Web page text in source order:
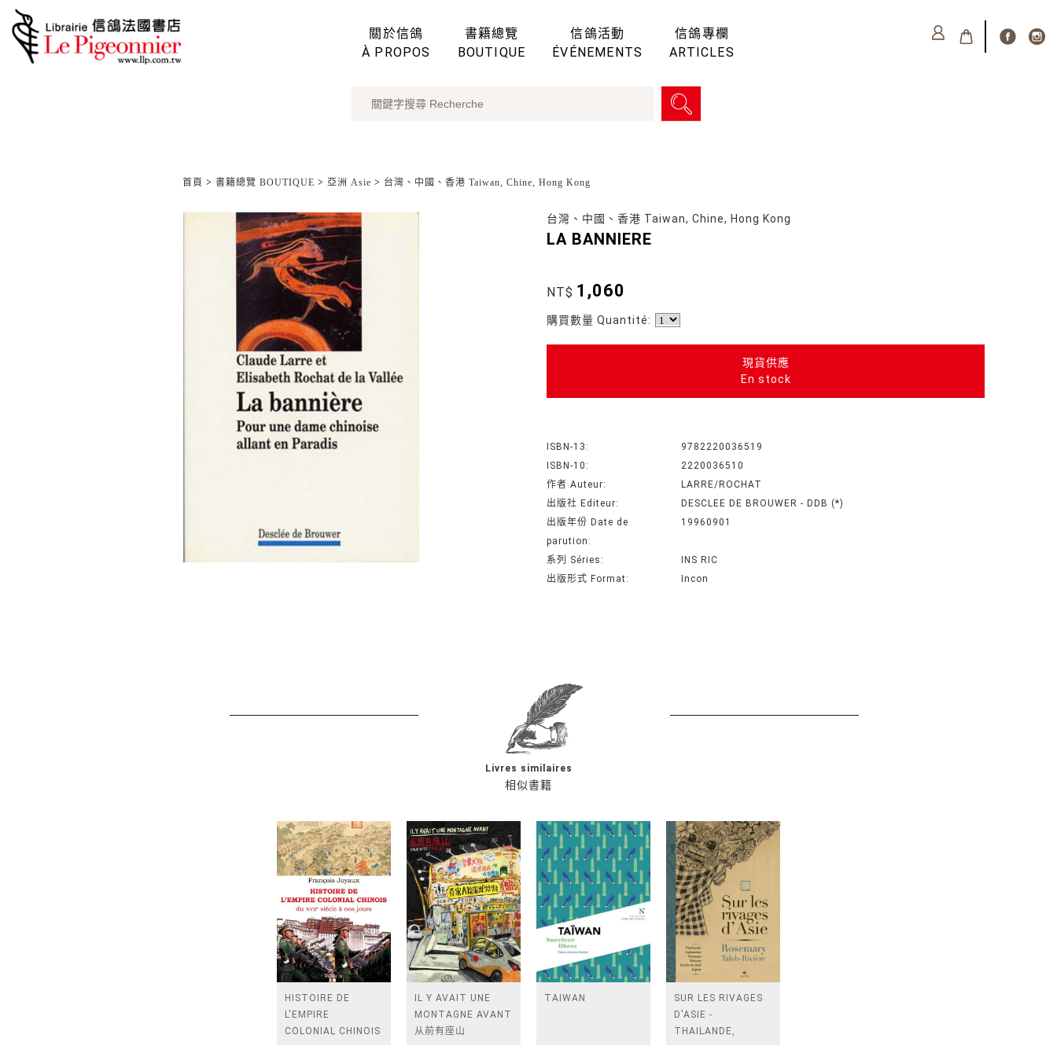
關於信鴿
À PROPOS
書籍總覽
BOUTIQUE
信鴿活動
ÉVÉNEMENTS
信鴿專欄
ARTICLES
首頁 > 書籍總覽 BOUTIQUE > 亞洲 Asie > 台灣、中國、香港 Taiwan, Chine, Hong Kong
台灣、中國、香港 Taiwan, Chine, Hong Kong
LA BANNIERE
NT$ 1,060
購買數量 Quantité:
現貨供應
En stock
ISBN-13:
9782220036519
ISBN-10:
2220036510
作者 Auteur:
LARRE/ROCHAT
出版社 Editeur:
DESCLEE DE BROUWER - DDB (*)
出版年份 Date de
parution:
19960901
系列 Séries:
INS RIC
出版形式 Format:
Incon
相似書籍
Livres similaires
HISTOIRE DE
L'EMPIRE
COLONIAL CHINOIS
IL Y AVAIT UNE
MONTAGNE AVANT
从前有座山
TAIWAN
SUR LES RIVAGES
D'ASIE -
THAILANDE,